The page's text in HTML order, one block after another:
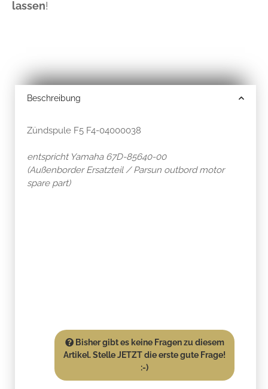
lassen!
Beschreibung
Zündspule F5 F4-04000038
entspricht Yamaha 67D-85640-00
(Außenborder Ersatzteil / Parsun outbord motor
spare part)
Bisher gibt es keine Fragen zu diesem
Artikel. Stelle JETZT die erste gute Frage!
:-)